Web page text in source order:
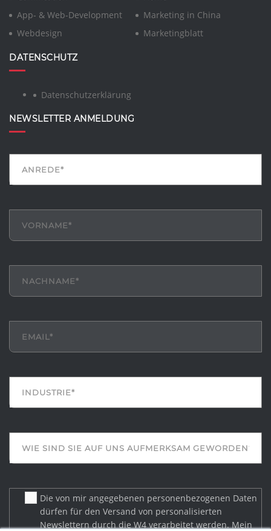
App- & Web-Development
Marketing in China
Webdesign
Marketingblatt
DATENSCHUTZ
Datenschutzerklärung
NEWSLETTER ANMELDUNG
Die von mir angegebenen personenbezogenen Daten
dürfen für den Versand von personalisierten
Newslettern durch die W4 verarbeitet werden. Mein